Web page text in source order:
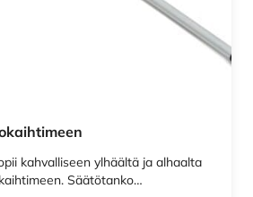
kahvalliseen ylhäältä ja alhaalta
Säätötanko…